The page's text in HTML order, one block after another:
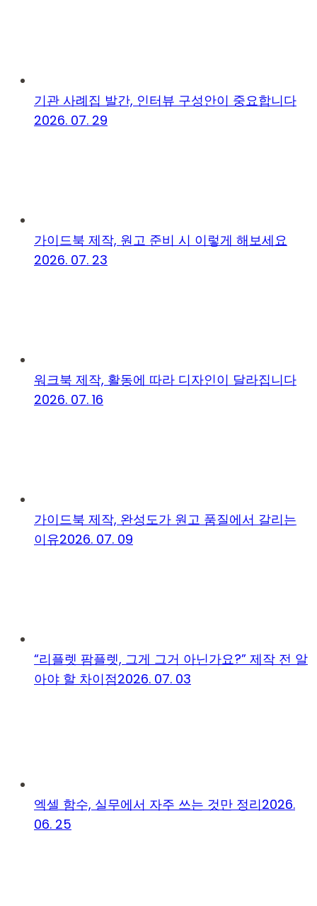
기관 사례집 발간, 인터뷰 구성안이 중요합니다
2026. 07. 29
가이드북 제작, 원고 준비 시 이렇게 해보세요
2026. 07. 23
워크북 제작, 활동에 따라 디자인이 달라집니다
2026. 07. 16
가이드북 제작, 완성도가 원고 품질에서 갈리는
이유2026. 07. 09
“리플렛 팜플렛, 그게 그거 아닌가요?” 제작 전 알
아야 할 차이점2026. 07. 03
엑셀 함수, 실무에서 자주 쓰는 것만 정리2026.
06. 25